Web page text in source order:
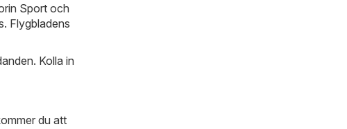
Sport och
Flygbladens
Kolla in
du att